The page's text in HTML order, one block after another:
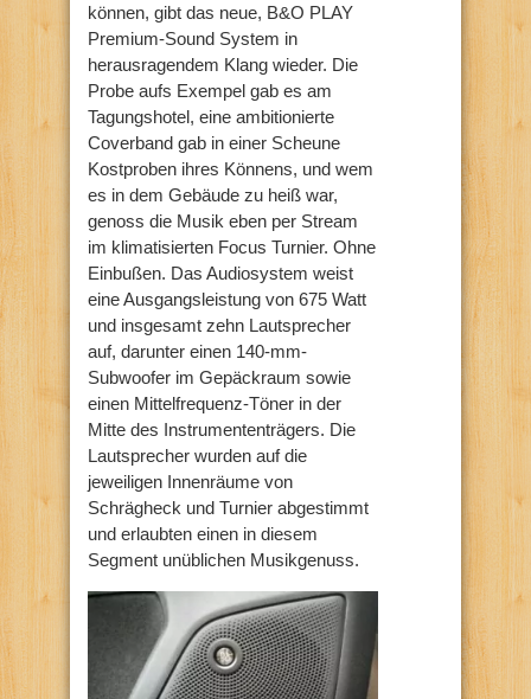
können, gibt das neue, B&O PLAY
Premium-Sound System in
herausragendem Klang wieder. Die
Probe aufs Exempel gab es am
Tagungshotel, eine ambitionierte
Coverband gab in einer Scheune
Kostproben ihres Könnens, und wem
es in dem Gebäude zu heiß war,
genoss die Musik eben per Stream
im klimatisierten Focus Turnier. Ohne
Einbußen. Das Audiosystem weist
eine Ausgangsleistung von 675 Watt
und insgesamt zehn Lautsprecher
auf, darunter einen 140-mm-
Subwoofer im Gepäckraum sowie
einen Mittelfrequenz-Töner in der
Mitte des Instrumententrägers. Die
Lautsprecher wurden auf die
jeweiligen Innenräume von
Schrägheck und Turnier abgestimmt
und erlaubten einen in diesem
Segment unüblichen Musikgenuss.